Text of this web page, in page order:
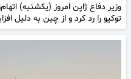
وزیر دفاع ژاپن امروز (یکشنبه)
توکیو را رد کرد و از چین به دلیل